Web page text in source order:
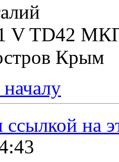
V TD42
Крым